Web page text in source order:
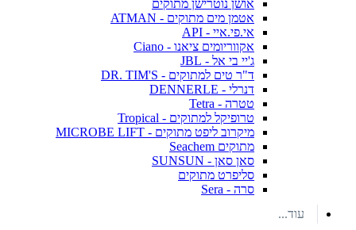
אושן נוטרישן מתוקים
אטמן מים מתוקים - ATMAN
אי.פי.איי - API
אקווריומים ציאנו - Ciano
ג'יי בי אל - JBL
ד"ר טים למתוקים - DR. TIM'S
דנרלי - DENNERLE
טטרה - Tetra
טרופיקל למתוקים - Tropical
מיקרוב ליפט מתוקים - MICROBE LIFT
מתוקים Seachem
סאן סאן - SUNSUN
סליפרט מתוקים
סרה - Sera
עוד...